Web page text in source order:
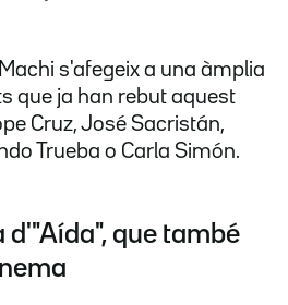
s'afegeix a una àmplia
que ja han rebut aquest
Cruz, José Sacristán,
Trueba o Carla Simón.
d'"Aída", que també